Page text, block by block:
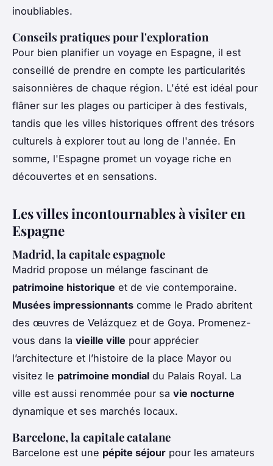
inoubliables.
Conseils pratiques pour l'exploration
Pour bien planifier un voyage en Espagne, il est
conseillé de prendre en compte les particularités
saisonnières de chaque région. L'été est idéal pour
flâner sur les plages ou participer à des festivals,
tandis que les villes historiques offrent des trésors
culturels à explorer tout au long de l'année. En
somme, l'Espagne promet un voyage riche en
découvertes et en sensations.
Les villes incontournables à visiter en
Espagne
Madrid, la capitale espagnole
Madrid propose un mélange fascinant de
patrimoine historique et de vie contemporaine.
Musées impressionnants comme le Prado abritent
des œuvres de Velázquez et de Goya. Promenez-
vous dans la vieille ville pour apprécier
l’architecture et l’histoire de la place Mayor ou
visitez le patrimoine mondial du Palais Royal. La
ville est aussi renommée pour sa vie nocturne
dynamique et ses marchés locaux.
Barcelone, la capitale catalane
Barcelone est une pépite séjour pour les amateurs